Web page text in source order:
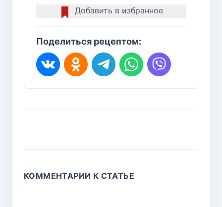
Добавить в избранное
Поделиться рецептом:
КОММЕНТАРИИ К СТАТЬЕ